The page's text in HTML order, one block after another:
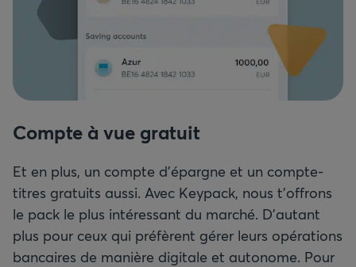
Compte à vue gratuit
Et en plus, un compte d'épargne et un compte-
titres gratuits aussi. Avec Keypack, nous t'offrons
le pack le plus intéressant du marché. D'autant
plus pour ceux qui préfèrent gérer leurs opérations
bancaires de manière digitale et autonome. Pour